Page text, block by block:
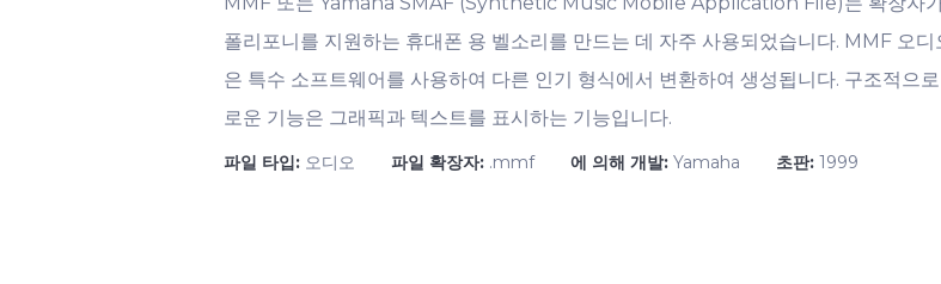
폴리포니를 지원하는 휴대폰 용 벨소리를 만드는 데 자주 사용되었습니다. MMF 오
은 특수 소프트웨어를 사용하여 다른 인기 형식에서 변환하여 생성됩니다. 구조적으
로운 기능은 그래픽과 텍스트를 표시하는 기능입니다.
파일 타입: 오디오 파일 확장자: .mmf 에 의해 개발: Yamaha 초판: 1999